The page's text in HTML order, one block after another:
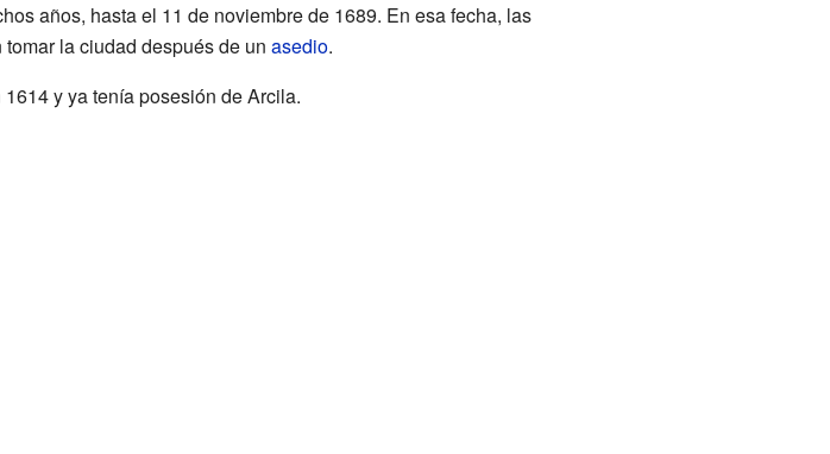
años, hasta el 11 de noviembre de 1689. En esa fecha, las
la ciudad después de un asedio.
y ya tenía posesión de Arcila.